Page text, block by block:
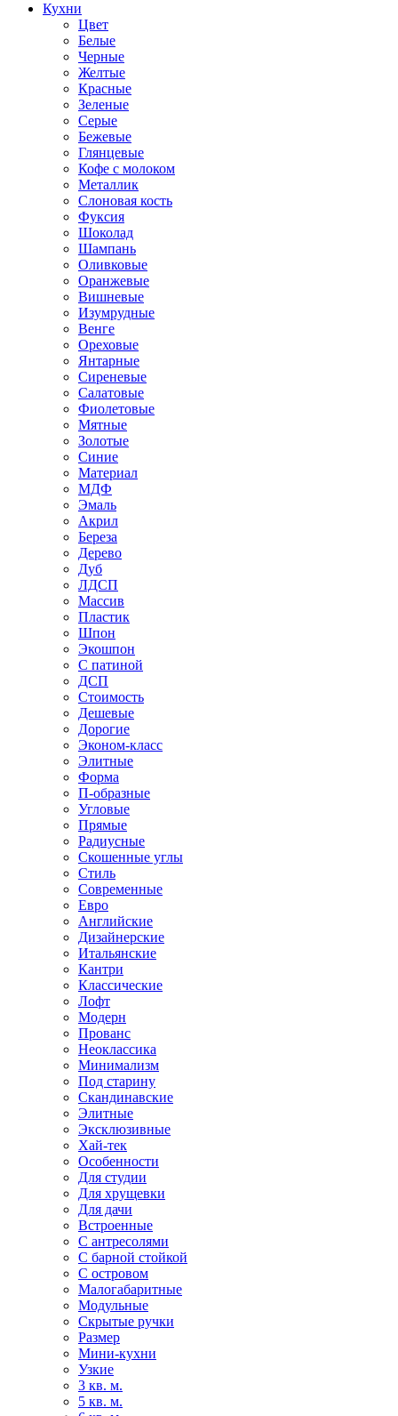
Кухни
Цвет
Белые
Черные
Желтые
Красные
Зеленые
Серые
Бежевые
Глянцевые
Кофе с молоком
Металлик
Слоновая кость
Фуксия
Шоколад
Шампань
Оливковые
Оранжевые
Вишневые
Изумрудные
Венге
Ореховые
Янтарные
Сиреневые
Салатовые
Фиолетовые
Мятные
Золотые
Синие
Материал
МДФ
Эмаль
Акрил
Береза
Дерево
Дуб
ЛДСП
Массив
Пластик
Шпон
Экошпон
С патиной
ДСП
Стоимость
Дешевые
Дорогие
Эконом-класс
Элитные
Форма
П-образные
Угловые
Прямые
Радиусные
Скошенные углы
Стиль
Современные
Евро
Английские
Дизайнерские
Итальянские
Кантри
Классические
Лофт
Модерн
Прованс
Неоклассика
Минимализм
Под старину
Скандинавские
Элитные
Эксклюзивные
Хай-тек
Особенности
Для студии
Для хрущевки
Для дачи
Встроенные
С антресолями
С барной стойкой
С островом
Малогабаритные
Модульные
Скрытые ручки
Размер
Мини-кухни
Узкие
3 кв. м.
5 кв. м.